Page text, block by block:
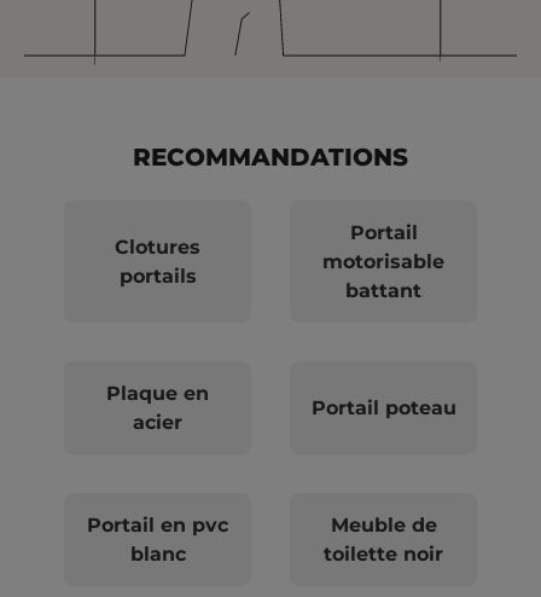
RECOMMANDATIONS
Clotures
portails
Portail
motorisable
battant
Plaque en
acier
Portail poteau
Portail en pvc
blanc
Meuble de
toilette noir